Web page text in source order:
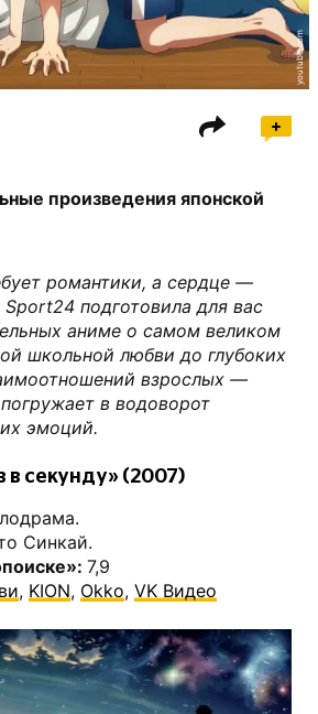
youtube.com
произведения японской
романтики, а сердце —
подготовила для вас
аниме о самом великом
школьной любви до глубоких
взрослых —
в водоворот
эмоций.
в секунду» (2007)
Синкай.
7,9
, KION, Okko, VK Видео